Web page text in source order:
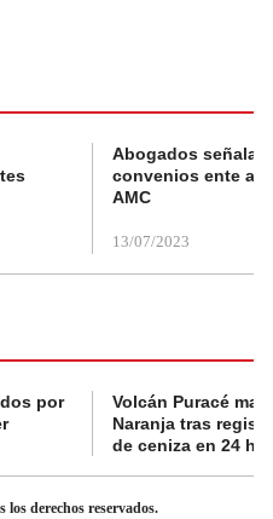
Abogados
convenios ente
AMC
13/07/2023
por
Volcán Puracé
Naranja tras
de ceniza en 24
derechos reservados.